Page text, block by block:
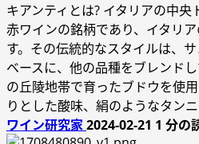
キアンティとは? イタリアの中
赤ワインの銘柄であり、イタリ
す。その伝統的なスタイルは、
ベースに、他の品種をブレンド
の丘陵地帯で育ったブドウを使
りとした酸味、絹のようなタンニ
ワイン研究家2024-02-21 1 分の